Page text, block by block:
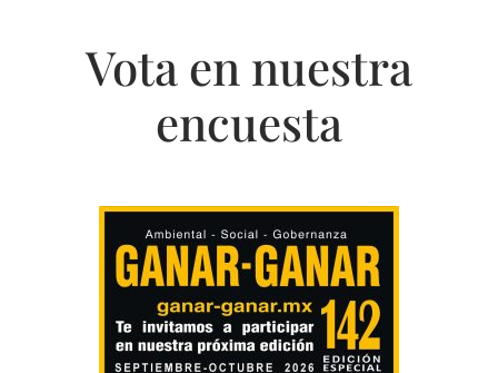
Vota en nuestra
encuesta